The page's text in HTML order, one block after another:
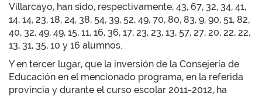
Villarcayo, han sido, respectivamente, 43, 67, 32, 34, 41,
14, 14, 23, 18, 24, 38, 54, 39, 52, 49, 70, 80, 83, 9, 90, 51, 82,
40, 32, 49, 49, 15, 11, 16, 36, 17, 23, 23, 13, 57, 27, 20, 22, 22,
13, 31, 35, 10 y 16 alumnos.
Y en tercer lugar, que la inversión de la Consejería de
Educación en el mencionado programa, en la referida
provincia y durante el curso escolar 2011-2012, ha